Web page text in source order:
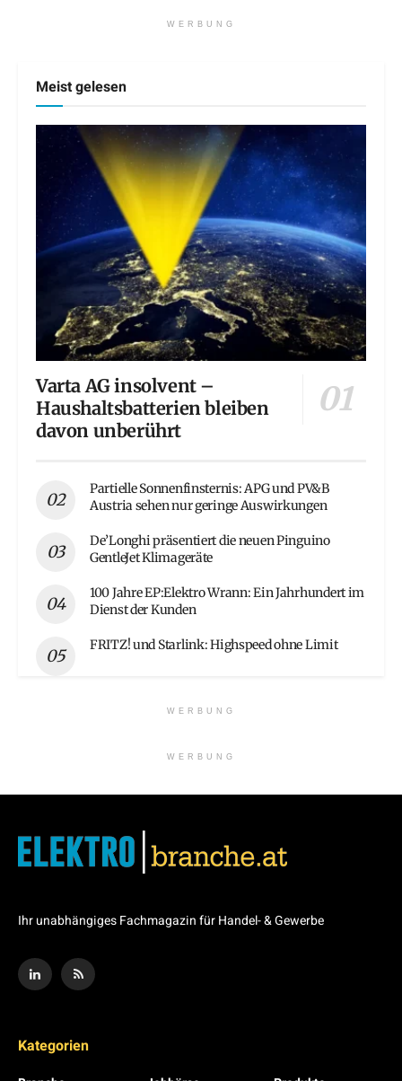
WERBUNG
Meist gelesen
Varta AG insolvent –
Haushaltsbatterien bleiben
davon unberührt
Partielle Sonnenfinsternis: APG und PV&B
Austria sehen nur geringe Auswirkungen
De’Longhi präsentiert die neuen Pinguino
GentleJet Klimageräte
100 Jahre EP:Elektro Wrann: Ein Jahrhundert im
Dienst der Kunden
FRITZ! und Starlink: Highspeed ohne Limit
WERBUNG
WERBUNG
Ihr unabhängiges Fachmagazin für Handel- & Gewerbe
Kategorien